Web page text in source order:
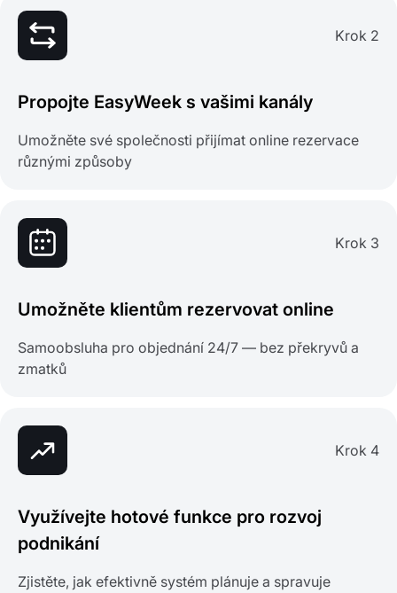
Krok 2
Propojte EasyWeek s vašimi kanály
Umožněte své společnosti přijímat online rezervace
různými způsoby
Krok 3
Umožněte klientům rezervovat online
Samoobsluha pro objednání 24/7 — bez překryvů a
zmatků
Krok 4
Využívejte hotové funkce pro rozvoj
podnikání
Zjistěte, jak efektivně systém plánuje a spravuje